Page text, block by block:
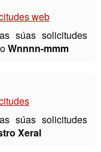
web
súas solicitudes
Wnnnn-mmm
súas solicitudes
Xeral